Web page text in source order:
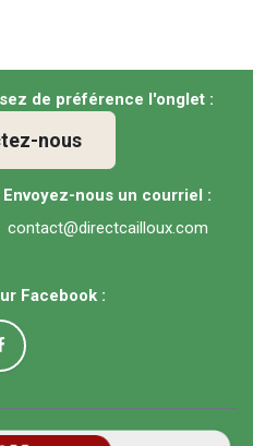
de préférence l'onglet :
nous
Envoyez-nous un courriel :
contact@directcailloux.com
Facebook :